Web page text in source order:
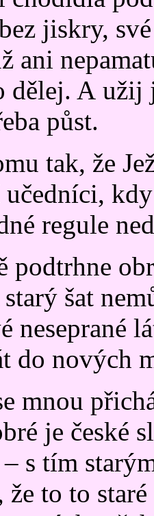
jiskry,
ani
dělej. A užij
půst.
tak, že
regule
podtrhne
šat
neseprané
do nových
mnou
je české
s tím
že to to